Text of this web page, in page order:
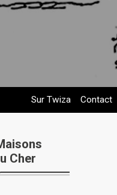
Sur Twiza Contact
Cher